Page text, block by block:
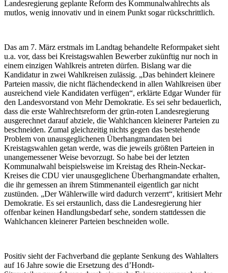
Landesregierung geplante Reform des Kommunalwahlrechts als
mutlos, wenig innovativ und in einem Punkt sogar rückschrittlich.
Das am 7. März erstmals im Landtag behandelte Reformpaket sieht
u.a. vor, dass bei Kreistagswahlen Bewerber zukünftig nur noch in
einem einzigen Wahlkreis antreten dürfen. Bislang war die
Kandidatur in zwei Wahlkreisen zulässig. „Das behindert kleinere
Parteien massiv, die nicht flächendeckend in allen Wahlkreisen über
ausreichend viele Kandidaten verfügen“, erklärte Edgar Wunder für
den Landesvorstand von Mehr Demokratie. Es sei sehr bedauerlich,
dass die erste Wahlrechtsreform der grün-roten Landesregierung
ausgerechnet darauf abziele, die Wahlchancen kleinerer Parteien zu
beschneiden. Zumal gleichzeitig nichts gegen das bestehende
Problem von unausgeglichenen Überhangmandaten bei
Kreistagswahlen getan werde, was die jeweils größten Parteien in
unangemessener Weise bevorzugt. So habe bei der letzten
Kommunalwahl beispielsweise im Kreistag des Rhein-Neckar-
Kreises die CDU vier unausgeglichene Überhangmandate erhalten,
die ihr gemessen an ihrem Stimmenanteil eigentlich gar nicht
zustünden. „Der Wählerwille wird dadurch verzerrt“, kritisiert Mehr
Demokratie. Es sei erstaunlich, dass die Landesregierung hier
offenbar keinen Handlungsbedarf sehe, sondern stattdessen die
Wahlchancen kleinerer Parteien beschneiden wolle.
Positiv sieht der Fachverband die geplante Senkung des Wahlalters
auf 16 Jahre sowie die Ersetzung des d’Hondt-